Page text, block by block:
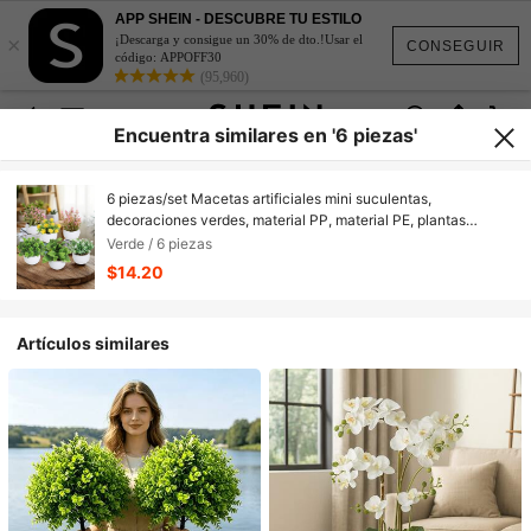
CONSEGUIR
×
APP SHEIN - DESCUBRE TU ESTILO
¡Descarga y consigue un 30% de dto.!Usar el
código: APPOFF30
(95,960)
Encuentra similares en '6 piezas'
6 piezas/set Macetas artificiales mini suculentas,
decoraciones verdes, material PP, material PE, plantas
artificiales, decoraciones de escritorio, personalizadas de
fábrica, decoraciones para dormitorio escolar, oficina, fiesta
al aire libre, evento festivo, fiesta de cumpleaños
Verde / 6 piezas
$14.20
Artículos similares